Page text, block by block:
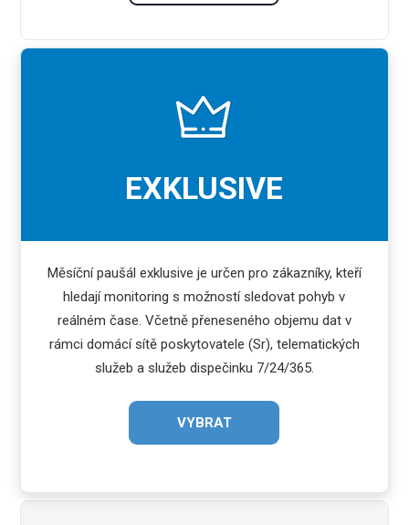
EXKLUSIVE
Měsíční paušál exklusive je určen pro zákazníky, kteří
hledají monitoring s možností sledovat pohyb v
reálném čase. Včetně přeneseného objemu dat v
rámci domácí sítě poskytovatele (Sr), telematických
služeb a služeb dispečinku 7/24/365.
VYBRAT